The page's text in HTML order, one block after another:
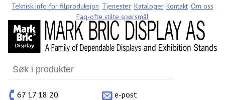
Search
for:
67 17 18 20
e-post
Teknisk info for filproduksjon Tjenester Kataloger Kontakt Om oss
Faq-ofte stilte spørsmål